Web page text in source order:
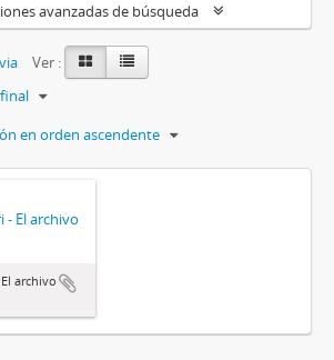
avanzadas de búsqueda
Ver :
en orden ascendente
- El archivo
archivo